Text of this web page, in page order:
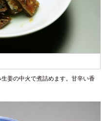
姜の中火で煮詰めます。甘辛い香